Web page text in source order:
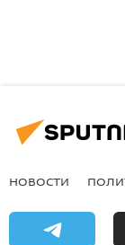
НОВОСТИ